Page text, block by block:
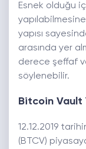
Esnek olduğu
yapısı
arasında yer
derece şeffaf
söylenebilir.
Bitcoin Vault
12.12.2019
(BTCV)